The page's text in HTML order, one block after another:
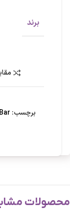
برند
برچسب:
محصولات